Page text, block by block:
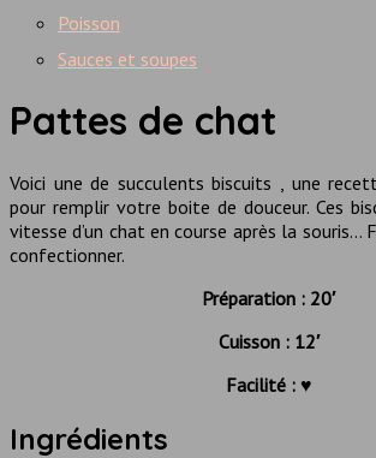
Poisson
Sauces et soupes
Pattes de chat
Voici une de succulents biscuits , une
pour remplir votre boite de douceur. Ces
vitesse d’un chat en course après la souris…
confectionner.
Préparation : 20′
Cuisson : 12′
Facilité : ♥
Ingrédients